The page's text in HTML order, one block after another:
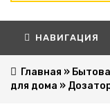
НАВИГАЦИЯ
Главная »
для дома »